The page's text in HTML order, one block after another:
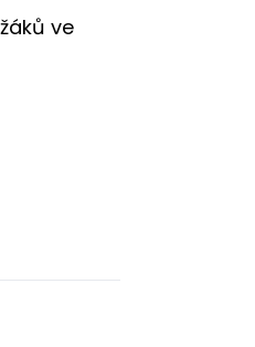
ve